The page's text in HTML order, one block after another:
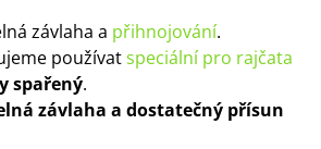
závlaha a přihnojování.
používatspeciální pro rajčata
spařený.
závlaha a dostatečný přísun